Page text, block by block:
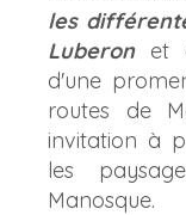
les
Luberonet
d'une
routes de
invitation à
les
Manosque.